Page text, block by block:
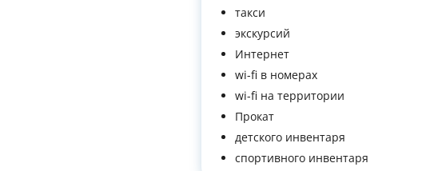
такси
экскурсий
Интернет
wi-fi в номерах
wi-fi на территории
Прокат
детского инвентаря
спортивного инвентаря